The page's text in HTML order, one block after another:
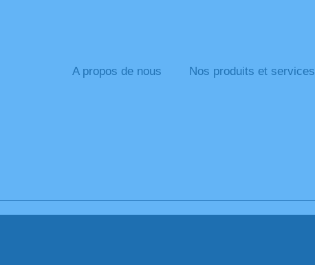
A propos de nous Nos produits et services